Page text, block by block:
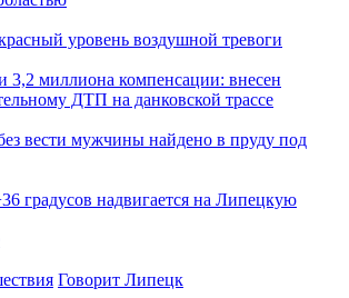
уровень воздушной тревоги
3,2 миллиона компенсации: внесен
ДТП на данковской трассе
вести мужчины найдено в пруду под
градусов надвигается на Липецкую
Говорит Липецк